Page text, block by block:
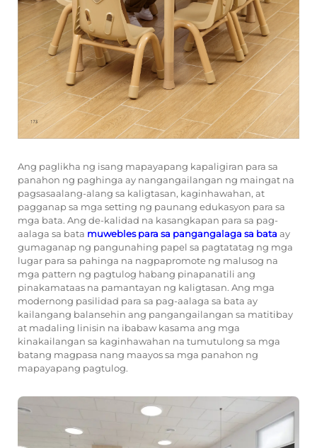
Ang paglikha ng isang mapayapang kapaligiran para sa
panahon ng paghinga ay nangangailangan ng maingat na
pagsasaalang-alang sa kaligtasan, kaginhawahan, at
pagganap sa mga setting ng paunang edukasyon para sa
mga bata. Ang de-kalidad na kasangkapan para sa pag-
aalaga sa bata muwebles para sa pangangalaga sa bata ay
gumaganap ng pangunahing papel sa pagtatatag ng mga
lugar para sa pahinga na nagpapromote ng malusog na
mga pattern ng pagtulog habang pinapanatili ang
pinakamataas na pamantayan ng kaligtasan. Ang mga
modernong pasilidad para sa pag-aalaga sa bata ay
kailangang balansehin ang pangangailangan sa matitibay
at madaling linisin na ibabaw kasama ang mga
kinakailangan sa kaginhawahan na tumutulong sa mga
batang magpasa nang maayos sa mga panahon ng
mapayapang pagtulog.